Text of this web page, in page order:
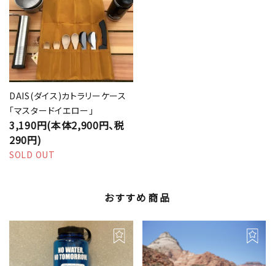
DAIS(ダイス)カトラリーケース
「マスタードイエロー」
3,190円(本体2,900円、税
290円)
SOLD OUT
おすすめ商品